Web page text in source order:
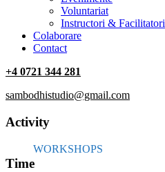
Voluntariat
‏‏‎Instructori & Facilitatori
Colaborare
Contact
+4 0721 344 281
sambodhistudio@gmail.com
Activity
WORKSHOPS
Time